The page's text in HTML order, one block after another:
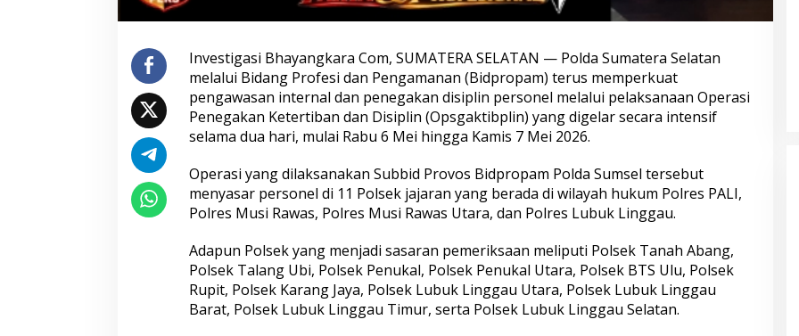
Investigasi Bhayangkara Com, SUMATERA SELATAN — Polda Sumatera Selatan
melalui Bidang Profesi dan Pengamanan (Bidpropam) terus memperkuat
pengawasan internal dan penegakan disiplin personel melalui pelaksanaan Operasi
Penegakan Ketertiban dan Disiplin (Opsgaktibplin) yang digelar secara intensif
selama dua hari, mulai Rabu 6 Mei hingga Kamis 7 Mei 2026.
Operasi yang dilaksanakan Subbid Provos Bidpropam Polda Sumsel tersebut
menyasar personel di 11 Polsek jajaran yang berada di wilayah hukum Polres PALI,
Polres Musi Rawas, Polres Musi Rawas Utara, dan Polres Lubuk Linggau.
Adapun Polsek yang menjadi sasaran pemeriksaan meliputi Polsek Tanah Abang,
Polsek Talang Ubi, Polsek Penukal, Polsek Penukal Utara, Polsek BTS Ulu, Polsek
Rupit, Polsek Karang Jaya, Polsek Lubuk Linggau Utara, Polsek Lubuk Linggau
Barat, Polsek Lubuk Linggau Timur, serta Polsek Lubuk Linggau Selatan.
Mengenal Brigjen Pol. Drs. Ahmad
Musthofa Kamal, S.H., Perwira
Humas Berpengalaman dengan
Rekam Jejak Pengabdian dari
Aceh hingga Mabes Polri
Polri Gandeng UPH dan Komdigi
Online Lewat Program Polri Goes
to Campus
Satgas Haji dan Umrah Polri
Korban Capai Rp116,7 Miliar